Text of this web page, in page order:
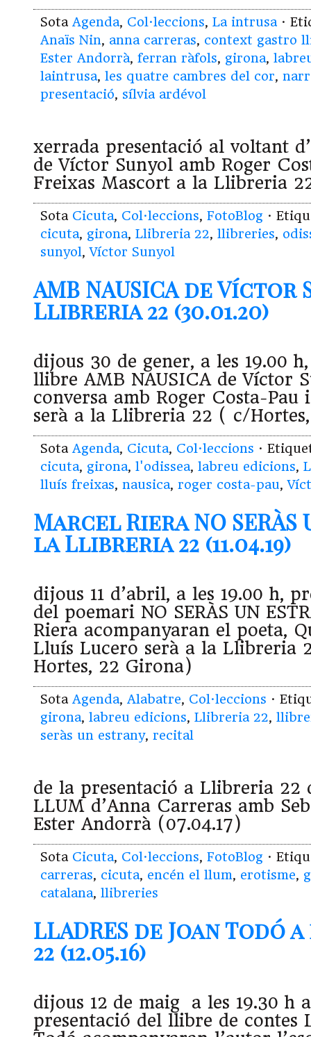
Sota Agenda, Col·leccions, La intrusa ·
Anaïs Nin, anna carreras, context gastro
Ester Andorrà, ferran ràfols, girona,
laintrusa, les quatre cambres del cor,
presentació, sílvia ardévol
xerrada presentació al voltant
de Víctor Sunyol amb Roger
Freixas Mascort a la Llibreria
Sota Cicuta, Col·leccions, FotoBlog ·
cicuta, girona, Llibreria 22, llibreries,
sunyol,Víctor Sunyol
AMB NAUSICA de
Llibreria 22 (30.01.20)
dijous 30 de gener, a les 19.00
llibre AMB NAUSICA de Víctor
conversa amb Roger Costa-Pau
serà a la Llibreria 22 ( c/
Sota Agenda, Cicuta, Col·leccions ·
cicuta, girona, l'odissea, labreu edicions,
lluís freixas, nausica, roger costa-pau,
Marcel Riera NO SERÀS
la Llibreria 22 (11.04.19)
dijous 11 d’abril, a les 19.00 h,
del poemari NO SERÀS UN
Riera acompanyaran el poeta,
Lluís Lucero serà a la Llibreria
Hortes, 22 Girona)
Sota Agenda, Alabatre, Col·leccions ·
girona, labreu edicions, Llibreria 22,
seràs un estrany, recital
de la presentació a Llibreria 22
LLUM d’Anna Carreras amb
Ester Andorrà (07.04.17)
Sota Cicuta, Col·leccions, FotoBlog ·
carreras, cicuta, encén el llum, erotisme,
catalana, llibreries
LLADRES de Joan
22 (12.05.16)
dijous 12 de maig a les 19.30
presentació del llibre de contes